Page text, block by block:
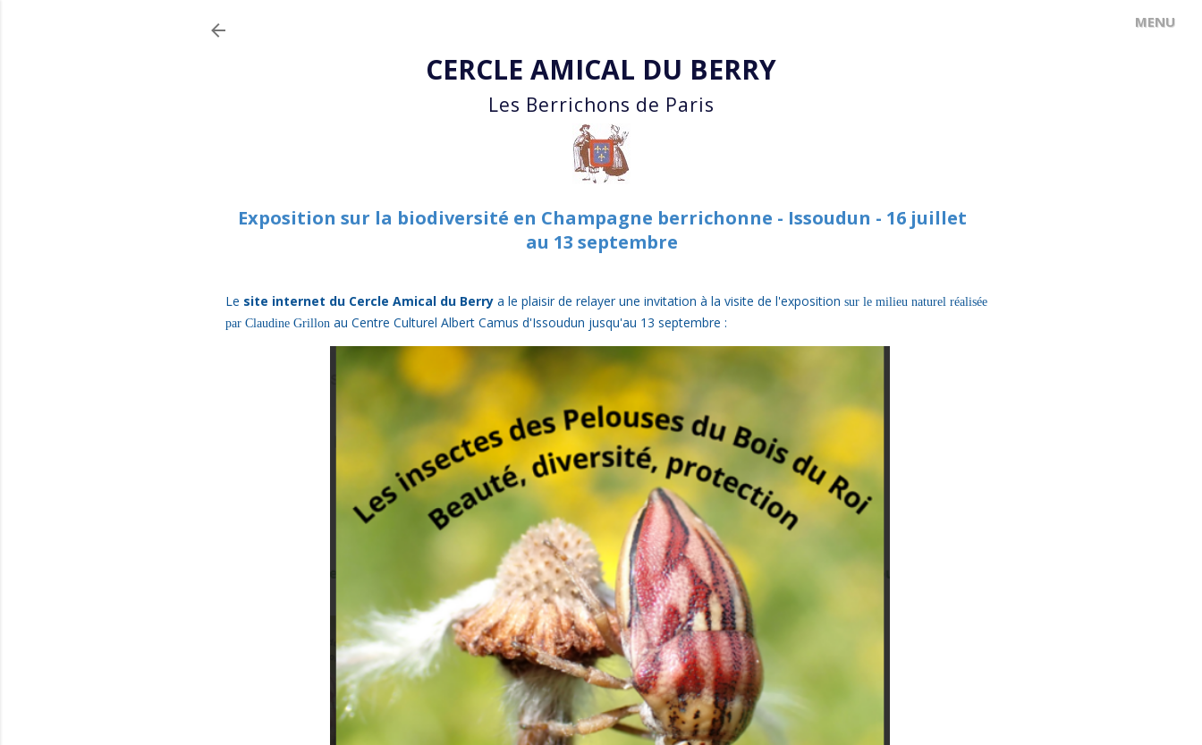
CERCLE AMICAL DU BERRY
Les Berrichons de Paris
Exposition sur la biodiversité en Champagne berrichonne - Issoudun - 16 juillet
au 13 septembre
Le site internet du Cercle Amical du Berry a le plaisir de relayer une invitation à la visite de l'exposition sur le milieu naturel réalisée
par Claudine Grillon au Centre Culturel Albert Camus d'Issoudun jusqu'au 13 septembre :